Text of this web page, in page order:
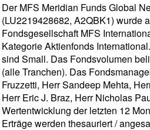
Der MFS Meridian Funds Global
(LU2219428682, A2QBK1) wurde
Fondsgesellschaft MFS
Kategorie Aktienfonds
sind Small. Das Fondsvolumen
(alle Tranchen). Das
Fruzzetti, Herr Sandeep Mehta,
Herr Eric J. Braz, Herr Nicholas
Wertentwicklung der letzten 12
Erträge werden thesauriert /